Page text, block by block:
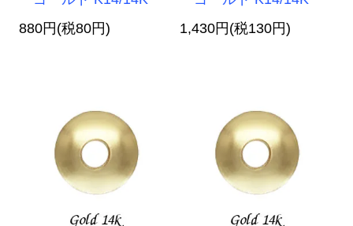
880円(税80円)
1,430円(税130円)